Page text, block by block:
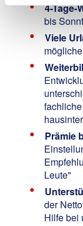
4-Tage-
bis
Viele
Prämie
Leute"
der
Hilfe bei